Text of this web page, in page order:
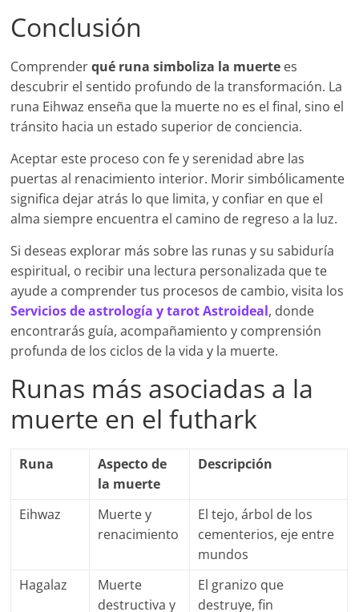
Conclusión
Comprenderqué runa simboliza la muerte es
descubrir el sentido profundo de la transformación. La
runa Eihwaz enseña que la muerte no es el final, sino el
tránsito hacia un estado superior de conciencia.
Aceptar este proceso con fe y serenidad abre las
puertas al renacimiento interior. Morir simbólicamente
significa dejar atrás lo que limita, y confiar en que el
alma siempre encuentra el camino de regreso a la luz.
Si deseas explorar más sobre las runas y su sabiduría
espiritual, o recibir una lectura personalizada que te
ayude a comprender tus procesos de cambio, visita los
Servicios de astrología y tarot Astroideal, donde
encontrarás guía, acompañamiento y comprensión
profunda de los ciclos de la vida y la muerte.
Runas más asociadas a la
muerte en el futhark
Runa
Aspecto de
la muerte
Descripción
Eihwaz
Muerte y
renacimiento
El tejo, árbol de los
cementerios, eje entre
mundos
Hagalaz
Muerte
destructiva y
El granizo que
destruye, fin